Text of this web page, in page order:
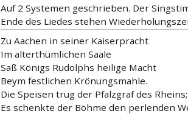
Auf 2 Systemen geschrieben. Der
Ende des Liedes stehen
Zu Aachen in seiner Kaiserpracht
Im alterthümlichen Saale
Saß Königs Rudolphs heilige Macht
Beym festlichen Krönungsmahle.
Die Speisen trug der Pfalzgraf des Rheins;
Es schenkte der Böhme den perlenden